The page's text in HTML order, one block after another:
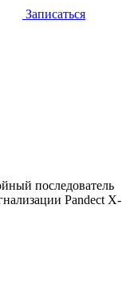
Записаться
последователь
Pandect X-